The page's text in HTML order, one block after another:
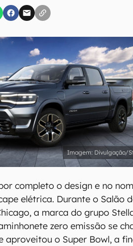
li, aceito e concordo com os Termos de
Divulgação/
completo o design e no
elétrica. Durante o Salão
a marca do grupo
zero emissão se
aproveitou o Super Bowl, a